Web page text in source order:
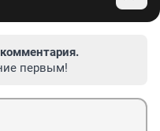
первым!